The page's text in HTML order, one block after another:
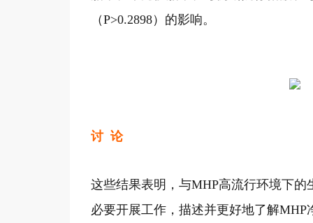
（P>0.2898）的影响。
讨 论
这些结果表明，与MHP高流行环境下
必要开展工作，描述并更好地了解